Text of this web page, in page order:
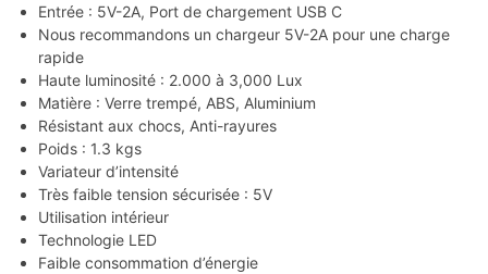
Entrée : 5V-2A, Port de chargement USB C
Nous recommandons un chargeur 5V-2A pour une charge
rapide
Haute luminosité : 2.000 à 3,000 Lux
Matière : Verre trempé, ABS, Aluminium
Résistant aux chocs, Anti-rayures
Poids : 1.3 kgs
Variateur d’intensité
Très faible tension sécurisée : 5V
Utilisation intérieur
Technologie LED
Faible consommation d’énergie